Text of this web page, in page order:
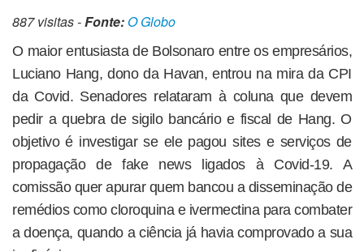
887 visitas -Fonte:O Globo
O maior entusiasta de Bolsonaro entre os empresários,
Luciano Hang, dono da Havan, entrou na mira da CPI
da Covid. Senadores relataram à coluna que devem
pedir a quebra de sigilo bancário e fiscal de Hang. O
objetivo é investigar se ele pagou sites e serviços de
propagação de fake news ligados à Covid-19. A
comissão quer apurar quem bancou a disseminação de
remédios como cloroquina e ivermectina para combater
a doença, quando a ciência já havia comprovado a sua